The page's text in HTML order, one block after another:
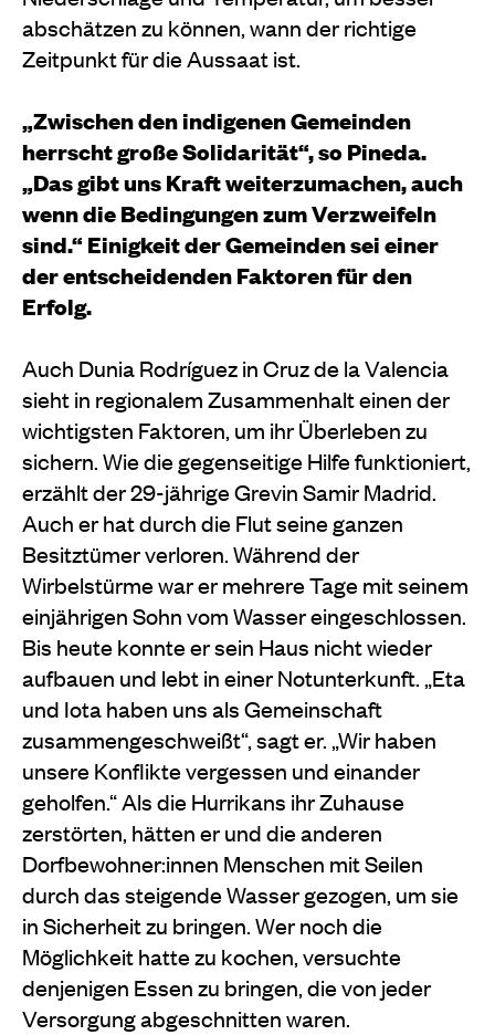
abschätzen zu können, wann der richtige
Zeitpunkt für die Aussaat ist.
„Zwischen den indigenen Gemeinden
herrscht große Solidarität“, so Pineda.
„Das gibt uns Kraft weiterzumachen, auch
wenn die Bedingungen zum Verzweifeln
sind.“ Einigkeit der Gemeinden sei einer
der entscheidenden Faktoren für den
Erfolg.
Auch Dunia Rodríguez in Cruz de la Valencia
sieht in regionalem Zusammenhalt einen der
wichtigsten Faktoren, um ihr Überleben zu
sichern. Wie die gegenseitige Hilfe funktioniert,
erzählt der 29-jährige Grevin Samir Madrid.
Auch er hat durch die Flut seine ganzen
Besitztümer verloren. Während der
Wirbelstürme war er mehrere Tage mit seinem
einjährigen Sohn vom Wasser eingeschlossen.
Bis heute konnte er sein Haus nicht wieder
aufbauen und lebt in einer Notunterkunft. „Eta
und Iota haben uns als Gemeinschaft
zusammengeschweißt“, sagt er. „Wir haben
unsere Konflikte vergessen und einander
geholfen.“ Als die Hurrikans ihr Zuhause
zerstörten, hätten er und die anderen
Dorfbewohner:innen Menschen mit Seilen
durch das steigende Wasser gezogen, um sie
in Sicherheit zu bringen. Wer noch die
Möglichkeit hatte zu kochen, versuchte
denjenigen Essen zu bringen, die von jeder
Versorgung abgeschnitten waren.